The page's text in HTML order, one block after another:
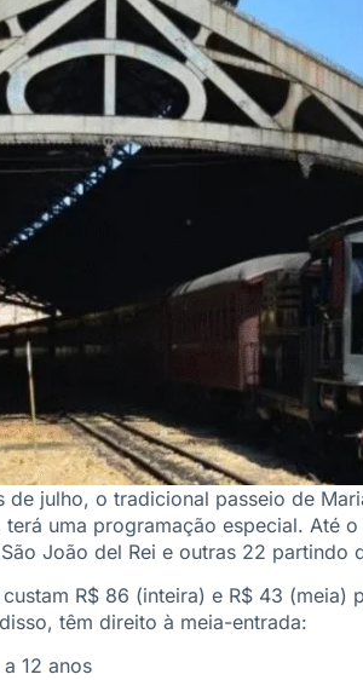
de julho, o tradicional passeio de
terá uma programação especial.
João del Rei e outras 22 partindo
R$ 86 (inteira) e R$ 43
têm direito à meia-entrada:
12 anos